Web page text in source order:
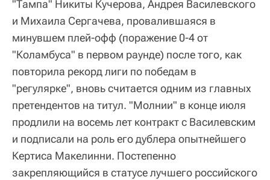
"Тампа" Никиты Кучерова, Андрея Василевского
и Михаила Сергачева, провалившаяся в
минувшем плей-офф (поражение 0-4 от
"Коламбуса" в первом раунде) после того, как
повторила рекорд лиги по победам в
"регулярке", вновь считается одним из главных
претендентов на титул. "Молнии" в конце июля
продлили на восемь лет контракт с Василевским
и подписали на роль его дублера опытнейшего
Кертиса Макелинни. Постепенно
закрепляющийся в статусе лучшего российского